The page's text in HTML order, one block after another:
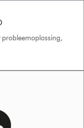
probleemoplossing,